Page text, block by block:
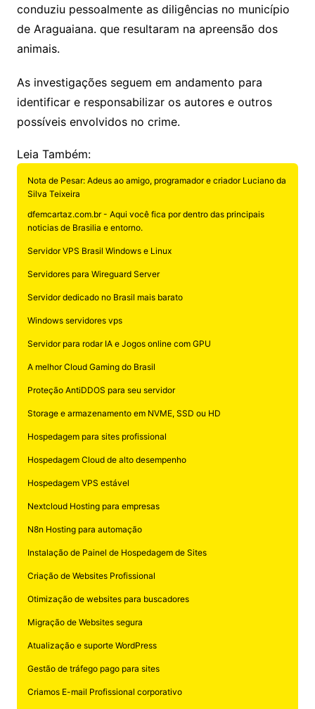
conduziu pessoalmente as diligências no município
de Araguaiana. que resultaram na apreensão dos
animais.
As investigações seguem em andamento para
identificar e responsabilizar os autores e outros
possíveis envolvidos no crime.
Leia Também:
Nota de Pesar: Adeus ao amigo, programador e criador Luciano da
Silva Teixeira
dfemcartaz.com.br - Aqui você fica por dentro das principais
noticias de Brasilia e entorno.
Servidor VPS Brasil Windows e Linux
Servidores para Wireguard Server
Servidor dedicado no Brasil mais barato
Windows servidores vps
Servidor para rodar IA e Jogos online com GPU
A melhor Cloud Gaming do Brasil
Proteção AntiDDOS para seu servidor
Storage e armazenamento em NVME, SSD ou HD
Hospedagem para sites profissional
Hospedagem Cloud de alto desempenho
Hospedagem VPS estável
Nextcloud Hosting para empresas
N8n Hosting para automação
Instalação de Painel de Hospedagem de Sites
Criação de Websites Profissional
Otimização de websites para buscadores
Migração de Websites segura
Atualização e suporte WordPress
Gestão de tráfego pago para sites
Criamos E-mail Profissional corporativo